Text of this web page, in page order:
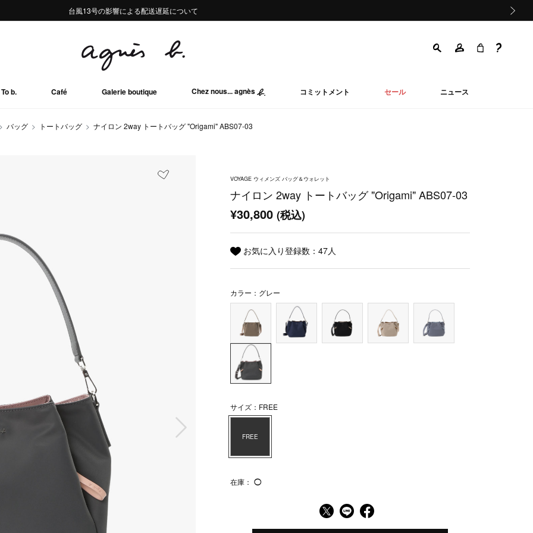
熊本地域地震の影響による配送遅延について
Summer Sale 2buy10%OFF!!
台風13号の影響による配送遅延について
熊本地域地震の影響による配送遅延について
Summer Sale 2buy10%OFF!!
To b. Café Galerie boutique Chez nous... agnès コミットメント セール ニュース
バッグ トートバッグ ナイロン 2way トートバッグ "Origami" ABS07-03
VOYAGE ウィメンズ バッグ＆ウォレット
ナイロン 2way トートバッグ "Origami" ABS07-03
¥30,800(税込)
お気に入り登録数：47人
カラー：グレー
サイズ：FREE
FREE
在庫： ◯